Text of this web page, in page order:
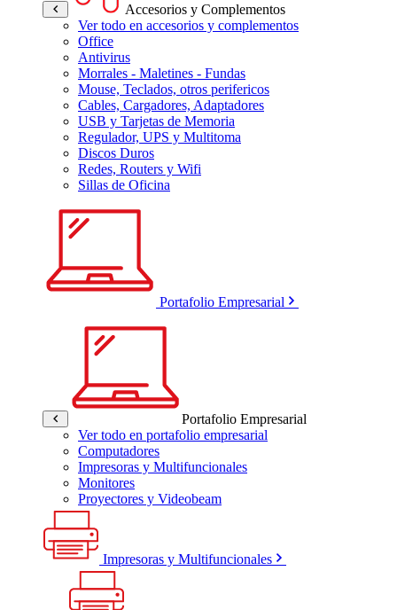
Accesorios y Complementos
Ver todo en accesorios y complementos
Office
Antivirus
Morrales - Maletines - Fundas
Mouse, Teclados, otros perifericos
Cables, Cargadores, Adaptadores
USB y Tarjetas de Memoria
Regulador, UPS y Multitoma
Discos Duros
Redes, Routers y Wifi
Sillas de Oficina
Portafolio Empresarial
Portafolio Empresarial
Ver todo en portafolio empresarial
Computadores
Impresoras y Multifuncionales
Monitores
Proyectores y Videobeam
Impresoras y Multifuncionales